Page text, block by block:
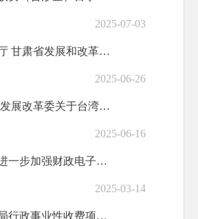
2025-07-03
甘肃省财政厅 甘肃省发展和改革委员会关于公布2025年全省行政事业性收费（含涉企）目录清单和政府性基金目录清单的通知
2025-06-26
财政部 国家发展改革委关于台湾居民来往大陆通行证收费有关问题的通知
2025-06-16
财政部关于进一步加强财政电子票据核销管理的通知
2025-03-14
临夏县公安局行政事业性收费项目公示